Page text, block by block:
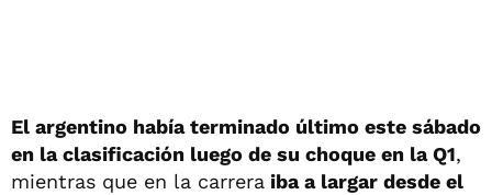
El argentino había terminado último este sábado
en la clasificación luego de su choque en la Q1,
mientras que en la carrera iba a largar desde el